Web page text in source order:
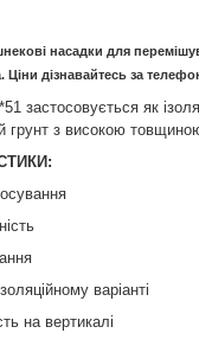
насадки для
Ціни дізнавайтесь за
застосовується як
грунт з високою
варіанті
на вертикалі